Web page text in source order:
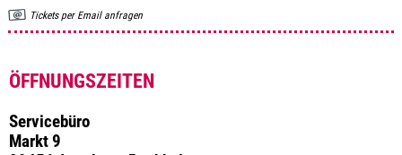
Tickets per Email anfragen
ÖFFNUNGSZEITEN
Servicebüro
Markt 9